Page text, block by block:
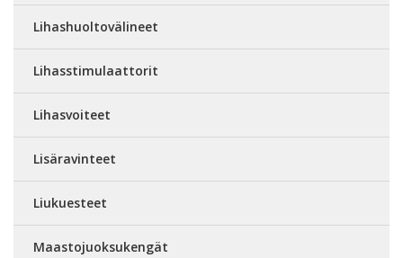
Lihashuoltovälineet
Lihasstimulaattorit
Lihasvoiteet
Lisäravinteet
Liukuesteet
Maastojuoksukengät